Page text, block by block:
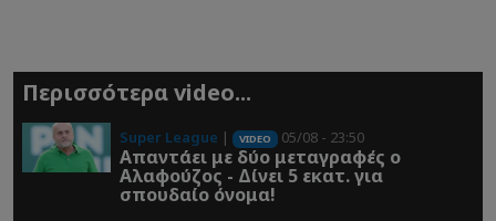
Περισσότερα video...
Super League | VIDEO 05/08 - 23:50
Απαντάει με δύο μεταγραφές ο
Αλαφούζος - Δίνει 5 εκατ. για
σπουδαίο όνομα!